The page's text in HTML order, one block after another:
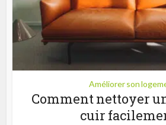
Améliorer son
Comment nettoyer
cuir